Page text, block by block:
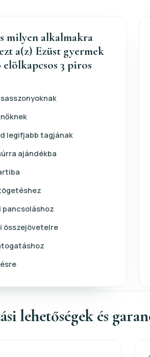
milyen alkalmakra
a(z) Ezüst gyermek
3 piros
legifjabb tagjának
ajándékba
pancsoláshoz
összejövetelre
lehetőségek és